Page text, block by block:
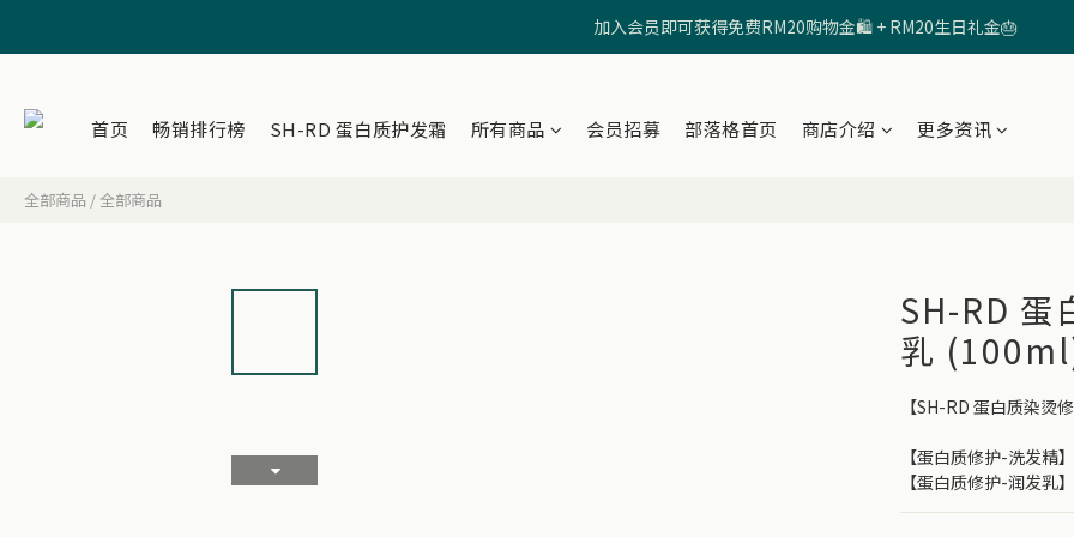
🩷输入【SHRD520MOM】享有 RM5折扣 🩷
加入会员即可获得免费RM20购物金🛍️ + RM20生日礼金🎂
首页 畅销排行榜 SH-RD 蛋白质护发霜 所有商品 会员招募 部落格首页 商店介绍 更多资讯
全部商品 / 全部商品
SH-RD 蛋
乳
【SH-RD 蛋白质染烫
【蛋白质修护-洗发精
【蛋白质修护-润发乳